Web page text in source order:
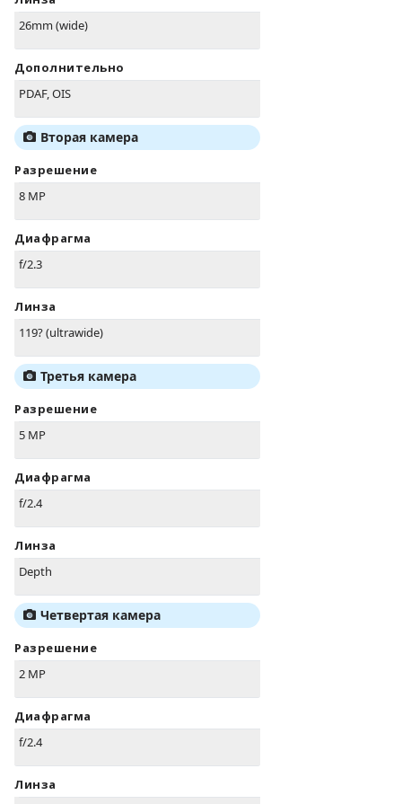
26mm (wide)
Дополнительно
PDAF, OIS
Вторая камера
Разрешение
8 MP
Диафрагма
f/2.3
Линза
119? (ultrawide)
Третья камера
Разрешение
5 MP
Диафрагма
f/2.4
Линза
Depth
Четвертая камера
Разрешение
2 MP
Диафрагма
f/2.4
Линза